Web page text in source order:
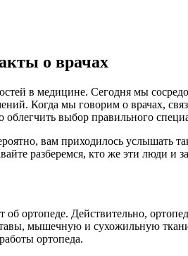
о врачах
в медицине. Сегодня мы
Когда мы говорим о врачах,
выбор правильного
вам приходилось услышать
разберемся, кто же эти люди и
ортопеде. Действительно,
мышечную и сухожильную
ортопеда.